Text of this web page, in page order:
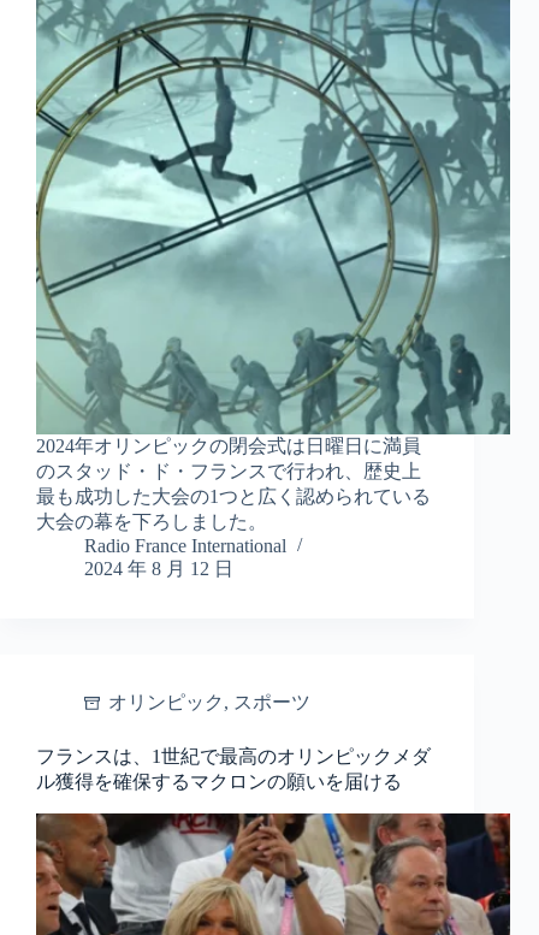
2024年オリンピックの閉会式は日曜日に満員
のスタッド・ド・フランスで行われ、歴史上
最も成功した大会の1つと広く認められている
大会の幕を下ろしました。
Radio France International
2024 年 8 月 12 日
オリンピック , スポーツ
フランスは、1世紀で最高のオリンピックメダ
ル獲得を確保するマクロンの願いを届ける